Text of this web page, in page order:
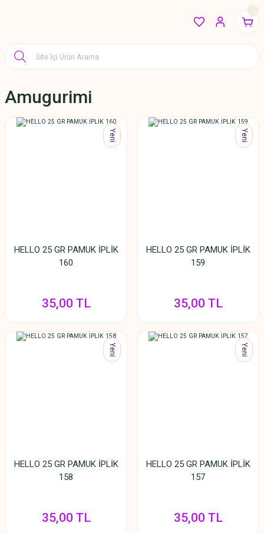
Amugurimi
Yeni
HELLO 25 GR PAMUK İPLİK
160
35,00 TL
Yeni
HELLO 25 GR PAMUK İPLİK
159
35,00 TL
Yeni
HELLO 25 GR PAMUK İPLİK
158
35,00 TL
Yeni
HELLO 25 GR PAMUK İPLİK
157
35,00 TL